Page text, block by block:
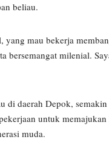
beliau.
mau bekerja
bersemangat milenial.
daerah Depok,
untuk
muda.